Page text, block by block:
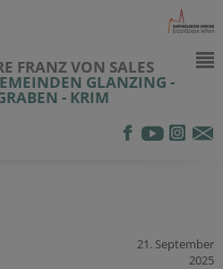
FRANZ VON SALES
GLANZING -
- KRIM
21. September
2025